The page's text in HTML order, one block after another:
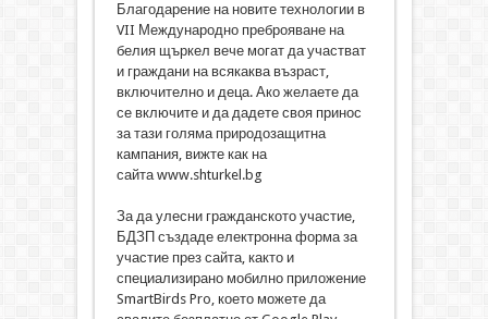
Благодарение на новите технологии в
VII Международно преброяване на
белия щъркел вече могат да участват
и граждани на всякаква възраст,
включително и деца. Ако желаете да
се включите и да дадете своя принос
за тази голяма природозащитна
кампания, вижте как на
сайта www.shturkel.bg
За да улесни гражданското участие,
БДЗП създаде електронна форма за
участие през сайта, както и
специализирано мобилно приложение
SmartBirds Pro, което можете да